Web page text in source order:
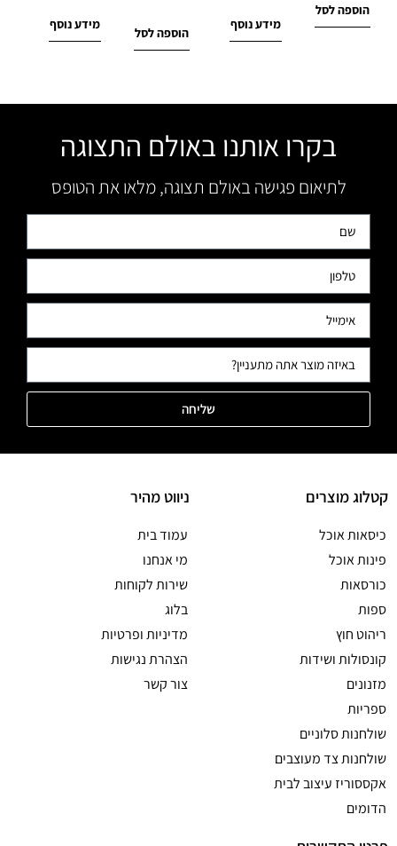
הוספה לסל
מידע נוסף
הוספה לסל
מידע נוסף
בקרו אותנו באולם התצוגה
לתיאום פגישה באולם תצוגה, מלאו את הטופס
שליחה
קטלוג מוצרים
כיסאות אוכל
פינות אוכל
כורסאות
ספות
ריהוט חוץ
קונסולות ושידות
מזנונים
ספריות
שולחנות סלוניים
שולחנות צד מעוצבים
אקססוריז עיצוב לבית
הדומים
ניווט מהיר
עמוד בית
מי אנחנו
שירות לקוחות
בלוג
מדיניות ופרטיות
הצהרת נגישות
צור קשר